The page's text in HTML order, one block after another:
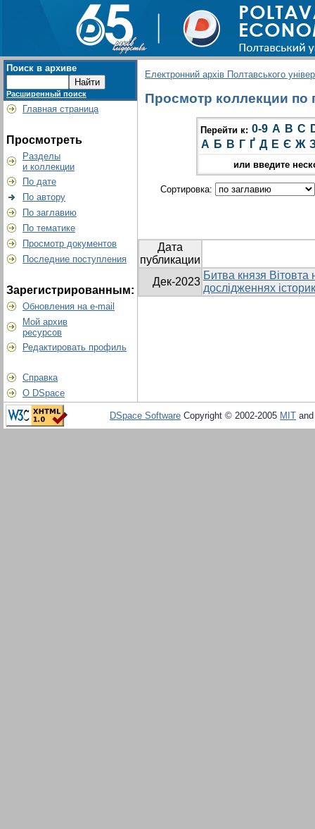
Поиск в архиве
Расширенный поиск
Главная страница
Просмотреть
Разделы
и коллекции
По дате
По автору
По заглавию
По тематике
Просмотр документов
Последние поступления
Зарегистрированным:
Обновления на e-mail
Мой архив
ресурсов
Редактировать профиль
Справка
О DSpace
Електронний архів Полтавського
Просмотр коллекции по
Перейти к: 0-9 A B C
А Б В Г Ґ Д Е Є Ж
или введите
Сортировка:
Дата
публикации
Дек-2023
Битва князя Вітовта
дослідженнях
DSpace Software Copyright © 2002-2005 MIT